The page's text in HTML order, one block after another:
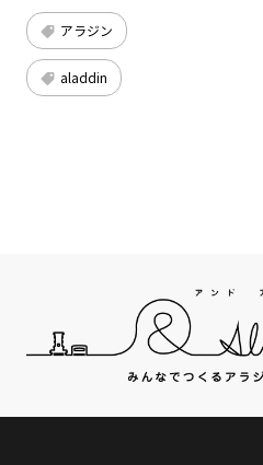
アラジン
aladdin